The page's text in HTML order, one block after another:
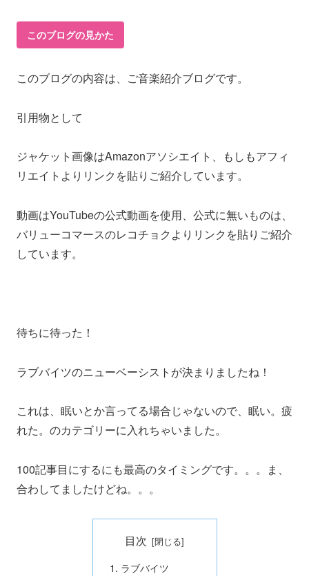
このブログの見かた
このブログの内容は、ご音楽紹介ブログです。
引用物として
ジャケット画像はAmazonアソシエイト、もしもアフィ
リエイトよりリンクを貼りご紹介しています。
動画はYouTubeの公式動画を使用、公式に無いものは、
バリューコマースのレコチョクよりリンクを貼りご紹介
しています。
待ちに待った！
ラブバイツのニューベーシストが決まりましたね！
これは、眠いとか言ってる場合じゃないので、眠い。疲
れた。のカテゴリーに入れちゃいました。
100記事目にするにも最高のタイミングです。。。ま、
合わしてましたけどね。。。
目次
ラブバイツ